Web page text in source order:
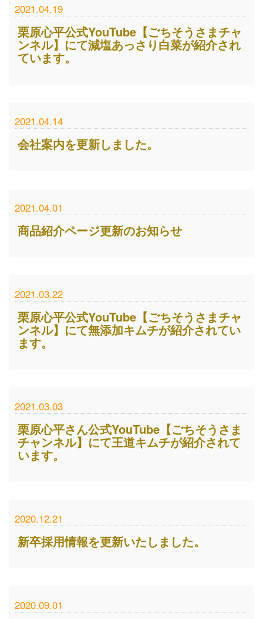
2021.04.19
栗原心平公式YouTube【ごちそうさまチャ
ンネル】にて減塩あっさり白菜が紹介され
ています。
2021.04.14
会社案内を更新しました。
2021.04.01
商品紹介ページ更新のお知らせ
2021.03.22
栗原心平公式YouTube【ごちそうさまチャ
ンネル】にて無添加キムチが紹介されてい
ます。
2021.03.03
栗原心平さん公式YouTube【ごちそうさま
チャンネル】にて王道キムチが紹介されて
います。
2020.12.21
新卒採用情報を更新いたしました。
2020.09.01